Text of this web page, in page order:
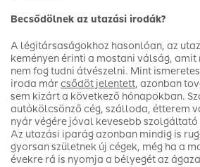
Becsődölnek az utazási irodák?
A légitársaságokhoz hasonlóan, az
keményen érinti a mostani válság, amit
nem fog tudni átvészelni. Mint
iroda márcsődöt jelentett, azonban
sem kizárt a következő hónapokban.
autókölcsönző cég, szálloda, étterem
nyár végére jóval kevesebb
Az utazási iparág azonban mindig is
gyorsan születnek új cégek, még ha a
évekre rá is nyomja a bélyegét az